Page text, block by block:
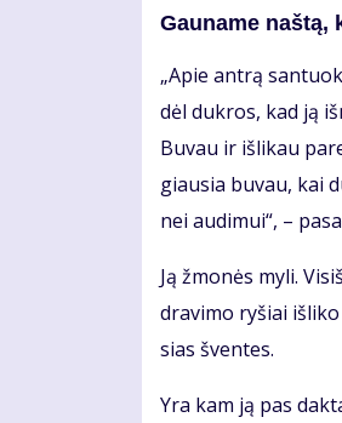
Gau­na­me naš­tą,
„Apie an­trą
dėl duk­ros, kad ją
Bu­vau ir iš­li­kau
giau­sia bu­vau, kai
nei au­di­mui“, –
Ją žmo­nės my­li.
dra­vi­mo ry­šiai
sias šven­tes.
Yra kam ją pas